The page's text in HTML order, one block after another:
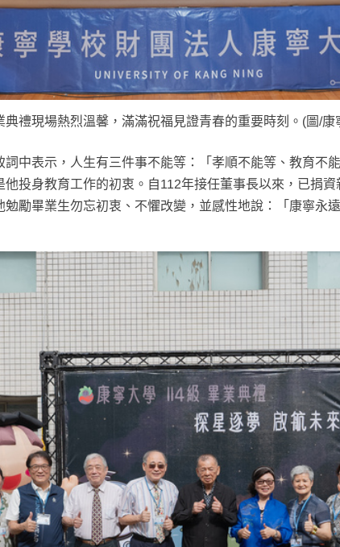
典禮現場熱烈溫馨，滿滿祝福見證青春的重要時刻。(圖/康
詞中表示，人生有三件事不能等：「孝順不能等、教育不
他投身教育工作的初衷。自112年接任董事長以來，已捐
勵畢業生勿忘初衷、不懼改變，並感性地說：「康寧永